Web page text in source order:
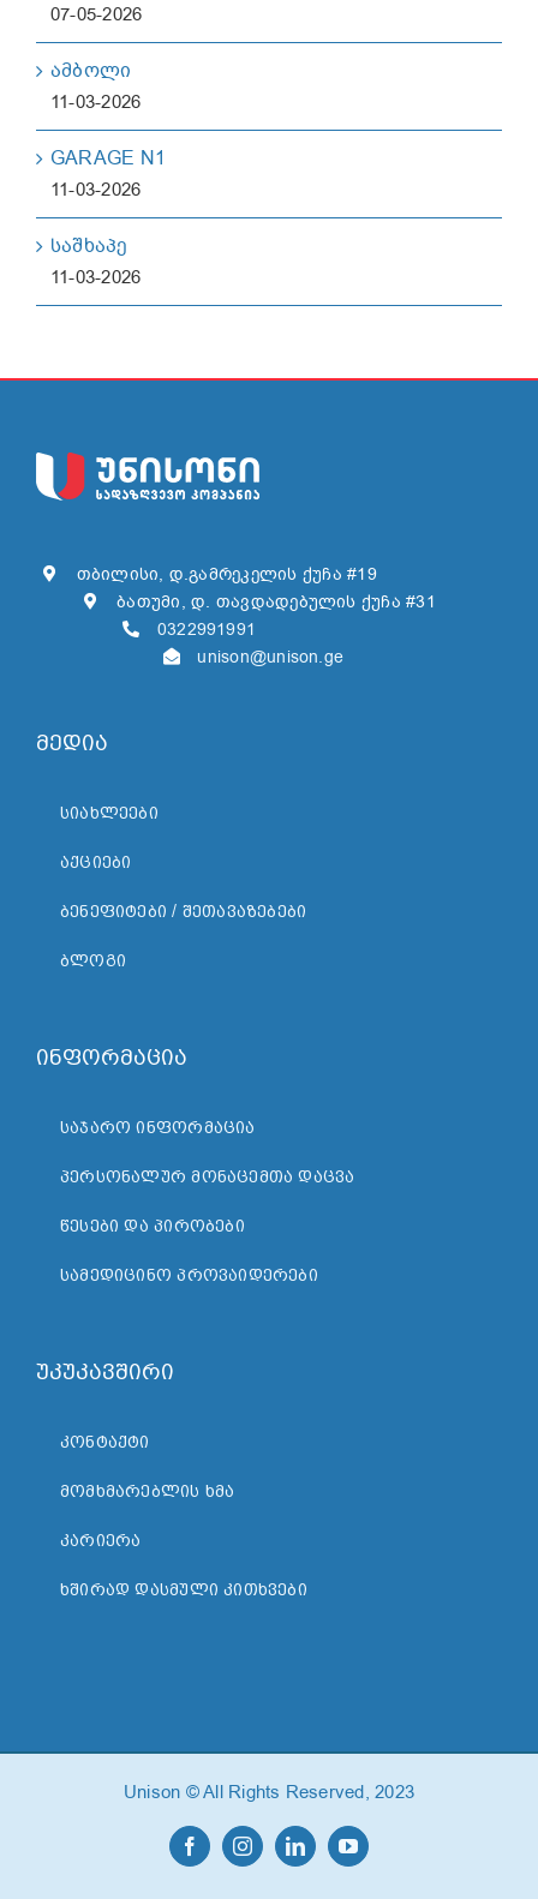
07-05-2026
ამბოლი
11-03-2026
GARAGE N1
11-03-2026
საშხაპე
11-03-2026
თბილისი, დ.გამრეკელის ქუჩა #19
ბათუმი, დ. თავდადებულის ქუჩა #31
0322991991
unison@unison.ge
მედია
ᲡᲘᲐᲮᲚᲔᲔᲑᲘ
ᲐᲥᲪᲘᲔᲑᲘ
ᲑᲔᲜᲔᲤᲘᲢᲔᲑᲘ / ᲨᲔᲗᲐᲕᲐᲖᲔᲑᲔᲑᲘ
ᲑᲚᲝᲒᲘ
ინფორმაცია
ᲡᲐᲯᲐᲠᲝ ᲘᲜᲤᲝᲠᲛᲐᲪᲘᲐ
ᲞᲔᲠᲡᲝᲜᲐᲚᲣᲠ ᲛᲝᲜᲐᲪᲔᲛᲗᲐ ᲓᲐᲪᲕᲐ
ᲬᲔᲡᲔᲑᲘ ᲓᲐ ᲞᲘᲠᲝᲑᲔᲑᲘ
ᲡᲐᲛᲔᲓᲘᲪᲘᲜᲝ ᲞᲠᲝᲕᲐᲘᲓᲔᲠᲔᲑᲘ
უკუკავშირი
ᲙᲝᲜᲢᲐᲥᲢᲘ
ᲛᲝᲛᲮᲛᲐᲠᲔᲑᲚᲘᲡ ᲮᲛᲐ
ᲙᲐᲠᲘᲔᲠᲐ
ᲮᲨᲘᲠᲐᲓ ᲓᲐᲡᲛᲣᲚᲘ ᲙᲘᲗᲮᲕᲔᲑᲘ
Unison © All Rights Reserved, 2023
FacebookInstagramLinkedInYouTube